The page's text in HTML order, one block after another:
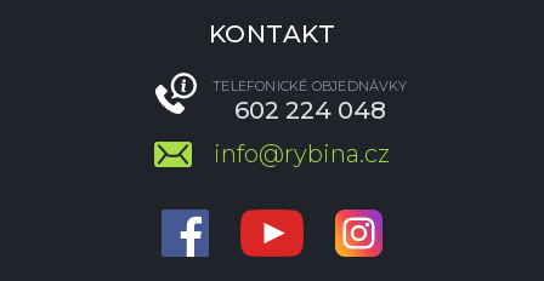
KONTAKT
TELEFONICKÉ OBJEDNÁVKY
602 224 048
info@rybina.cz